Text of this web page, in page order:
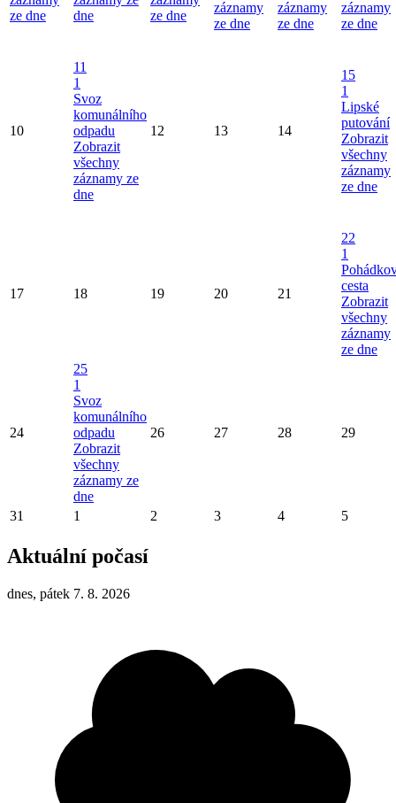
ze dne
dne
ze dne
záznamy
ze dne
záznamy
ze dne
záznamy
ze dne
10
11
1
Svoz
komunálního
odpadu
Zobrazit
všechny
záznamy ze
dne
12 13 14
15
1
Lipské
putování
Zobrazit
všechny
záznamy
ze dne
17 18 19 20 21
22
1
cesta
Zobrazit
všechny
záznamy
ze dne
24
25
1
Svoz
komunálního
odpadu
Zobrazit
všechny
záznamy ze
dne
26 27 28 29
31 1 2 3 4 5
Aktuální počasí
dnes, pátek 7. 8. 2026